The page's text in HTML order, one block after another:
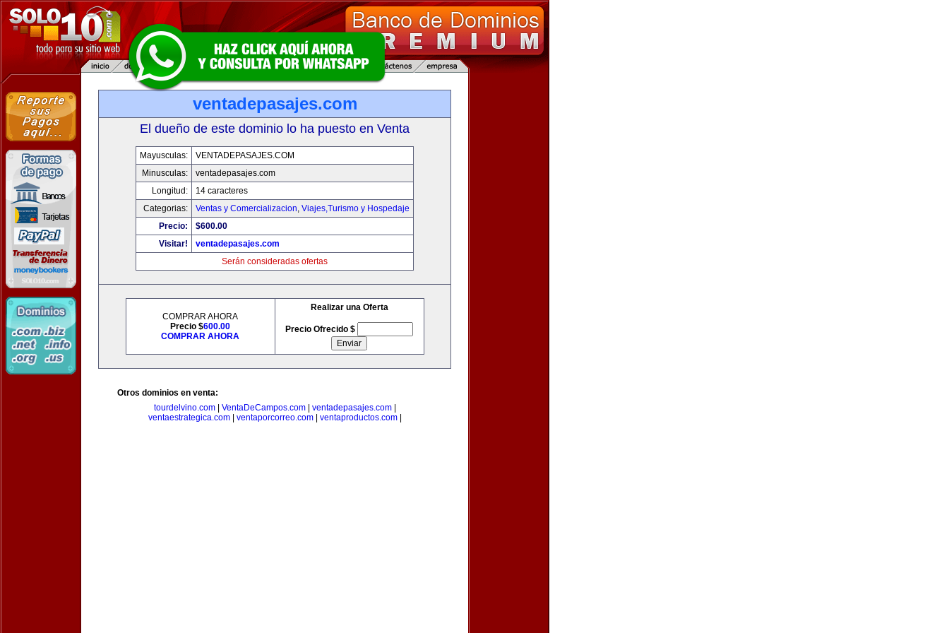
ventadepasajes.com
El dueño de este dominio lo ha puesto en Venta
Mayusculas:
VENTADEPASAJES.COM
Minusculas:
ventadepasajes.com
Longitud:
14 caracteres
Categorias:
Ventas y Comercializacion, Viajes,Turismo y Hospedaje
Precio:
$600.00
Visitar!
ventadepasajes.com
Serán consideradas ofertas
COMPRAR AHORA
Precio $600.00
COMPRAR AHORA
Realizar una Oferta
Precio Ofrecido $
Otros dominios en venta:
tourdelvino.com| VentaDeCampos.com| ventadepasajes.com|
ventaestrategica.com| ventaporcorreo.com| ventaproductos.com|